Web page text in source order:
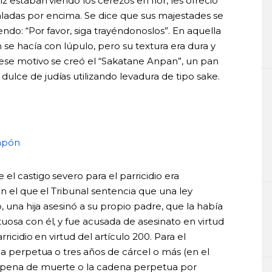
por encima. Se dice que sus majestades se
“Por favor, siga trayéndonoslos”. En aquella
hacía con lúpulo, pero su textura era dura y
motivo se creó el “Sakatane Anpan”, un pan
de judías utilizando levadura de tipo sake.
castigo severo para el parricidio era
el que el Tribunal sentencia que una ley
hija asesinó a su propio padre, que la había
con él, y fue acusada de asesinato en virtud
en virtud del artículo 200. Para el
perpetua o tres años de cárcel o más (en el
de muerte o la cadena perpetua por